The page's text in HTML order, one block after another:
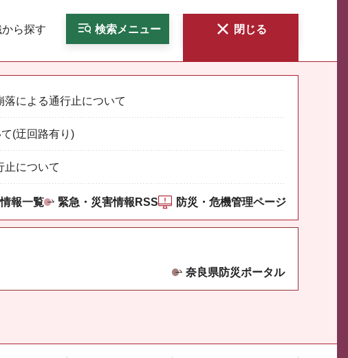
ら探す 検索メニュー 閉じる
による通行止について
(迂回路有り)
止について
報一覧 緊急・災害情報RSS 防災・危機管理ページ
奈良県防災ポータル